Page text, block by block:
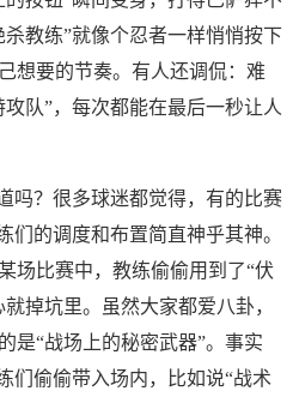
教练”就像个忍者一样悄悄按下
想要的节奏。有人还调侃：难
队”，每次都能在最后一秒让人
吗？很多球迷都觉得，有的比赛
们的调度和布置简直神乎其神。
场比赛中，教练偷偷用到了“伏
掉坑里。虽然大家都爱八卦，
是“战场上的秘密武器”。事实
们偷偷带入场内，比如说“战术